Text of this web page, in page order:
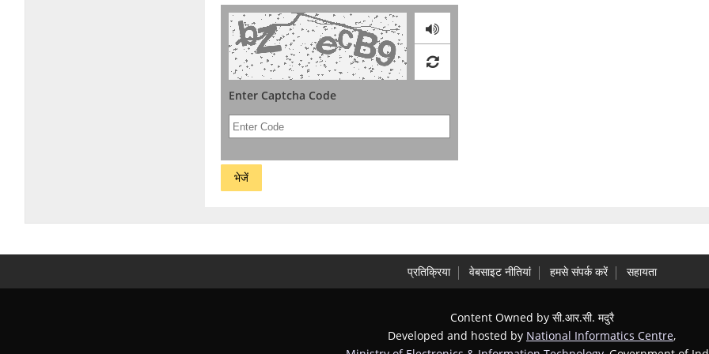
Audio
Enter Captcha Code
प्रतिक्रिया वेबसाइट नीतियां हमसे संपर्क करें सहायता
Content Owned by सी.आर.सी. मदुरै
Developed and hosted by National Informatics Centre,